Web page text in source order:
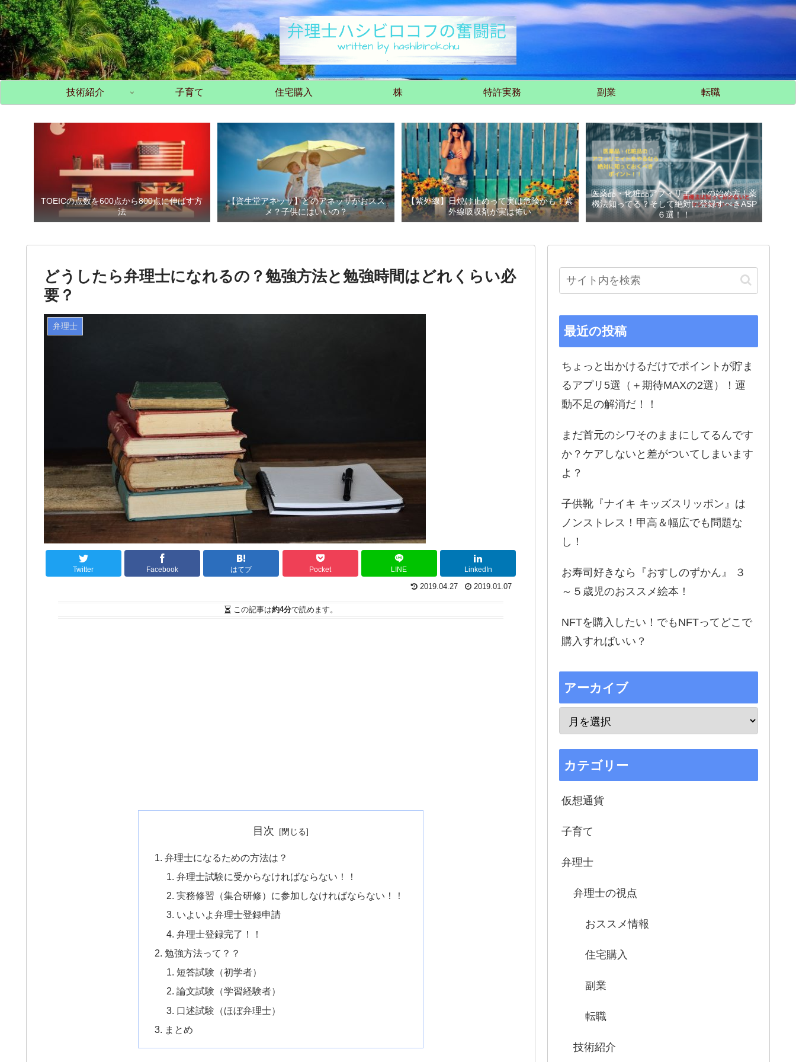
技術紹介 子育て 住宅購入 株 特許実務 副業 転職
TOEICの点数を600点から800点に伸ばす方
法
【資生堂アネッサ】どのアネッサがおスス
メ？子供にはいいの？
【紫外線】日焼け止めって実は危険かも！紫
外線吸収剤が実は怖い
医薬品・化粧品アフィリエイトの始め方！薬
機法知ってる？そして絶対に登録すべきASP
６選！！
どうしたら弁理士になれるの？勉強方法と勉強時間はどれくらい必
要？
弁理士
Twitter Facebook はてブ Pocket LINE LinkedIn
2019.04.27 2019.01.07
この記事は約4分で読めます。
目次
弁理士になるための方法は？
弁理士試験に受からなければならない！！
実務修習（集合研修）に参加しなければならない！！
いよいよ弁理士登録申請
弁理士登録完了！！
勉強方法って？？
短答試験（初学者）
論文試験（学習経験者）
口述試験（ほぼ弁理士）
まとめ
最近の投稿
ちょっと出かけるだけでポイントが貯ま
るアプリ5選（＋期待MAXの2選）！運
動不足の解消だ！！
まだ首元のシワそのままにしてるんです
か？ケアしないと差がついてしまいます
よ？
子供靴『ナイキ キッズスリッポン』は
ノンストレス！甲高＆幅広でも問題な
し！
お寿司好きなら『おすしのずかん』 ３
～５歳児のおススメ絵本！
NFTを購入したい！でもNFTってどこで
購入すればいい？
アーカイブ
カテゴリー
仮想通貨
子育て
弁理士
弁理士の視点
おススメ情報
住宅購入
副業
転職
技術紹介